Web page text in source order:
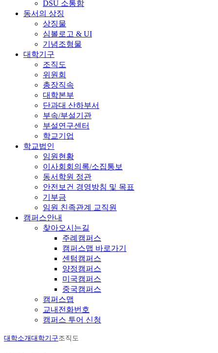
DSU 소통함
동서의 상징
상징물
심볼로고 & UI
기념조형물
대학기구
조직도
위원회
총장직속
대학본부
단과대 산하부서
부속/부설기관
부설연구센터
학교기업
학교법인
임원현황
이사회회의록/소집통보
동서학원 정관
안전보건 경영방침 및 목표
기부금
임원 친족관계 교직원
캠퍼스안내
찾아오시는길
주례캠퍼스
캠퍼스맵 바로가기
센텀캠퍼스
양정캠퍼스
미국캠퍼스
중국캠퍼스
캠퍼스맵
교내전화번호
캠퍼스 투어 신청
대학소개 대학기구조직도